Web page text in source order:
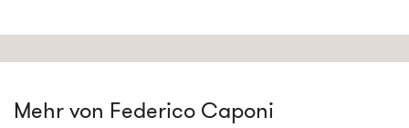
Mehr von Federico Caponi